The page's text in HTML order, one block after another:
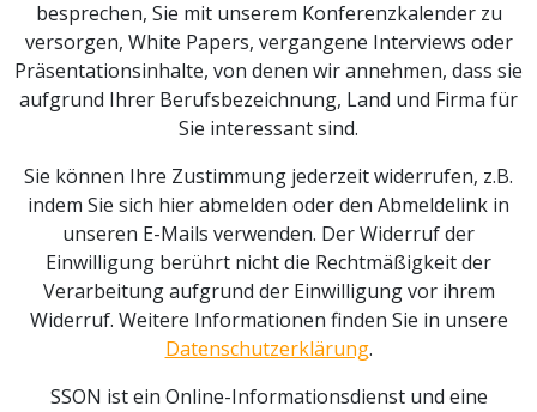
besprechen, Sie mit unserem Konferenzkalender zu
versorgen, White Papers, vergangene Interviews oder
Präsentationsinhalte, von denen wir annehmen, dass sie
aufgrund Ihrer Berufsbezeichnung, Land und Firma für
Sie interessant sind.
Sie können Ihre Zustimmung jederzeit widerrufen, z.B.
indem Sie sich hier abmelden oder den Abmeldelink in
unseren E-Mails verwenden. Der Widerruf der
Einwilligung berührt nicht die Rechtmäßigkeit der
Verarbeitung aufgrund der Einwilligung vor ihrem
Widerruf. Weitere Informationen finden Sie in unsere
Datenschutzerklärung.
SSON ist ein Online-Informationsdienst und eine